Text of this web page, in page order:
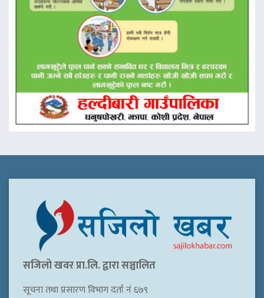
सजिलो खवर प्रा.लि. द्वारा सञ्चालित
सूचना तथा प्रसारण विभाग दर्ता नं ६७९